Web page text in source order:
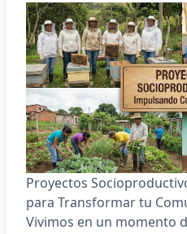
Proyectos
para Transformar tu
Vivimos en un momento